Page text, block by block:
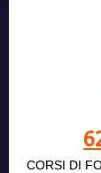
CORSI DI